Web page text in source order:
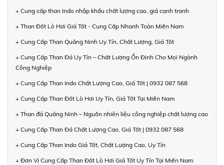
+ Cung cấp than Indo nhập khẩu chất lượng cao, giá cạnh tranh
+ Than Đốt Lò Hơi Giá Tốt - Cung Cấp Nhanh Toàn Miền Nam
+ Cung Cấp Than Quảng Ninh Uy Tín, Chất Lượng, Giá Tốt
+ Cung Cấp Than Đá Uy Tín – Chất Lượng Ổn Định Cho Mọi Ngành
Công Nghiệp
+ Cung Cấp Than Indo Chất Lượng Cao, Giá Tốt | 0932 087 568
+ Cung Cấp Than Đốt Lò Hơi Uy Tín, Giá Tốt Tại Miền Nam
+ Than đá Quảng Ninh – Nguồn nhiên liệu công nghiệp chất lượng cao
+ Cung Cấp Than Đá Chất Lượng Cao, Giá Tốt | 0932 087 568
+ Cung Cấp Than Indo Giá Tốt, Chất Lượng Cao, Uy Tín
+ Đơn Vị Cung Cấp Than Đốt Lò Hơi Giá Tốt Uy Tín Tại Miền Nam